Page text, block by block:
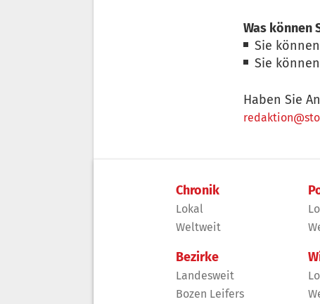
Was können
Sie
Sie
Haben Sie
Chronik
Lokal
Weltweit
Bezirke
Landesweit
Bozen Leifers